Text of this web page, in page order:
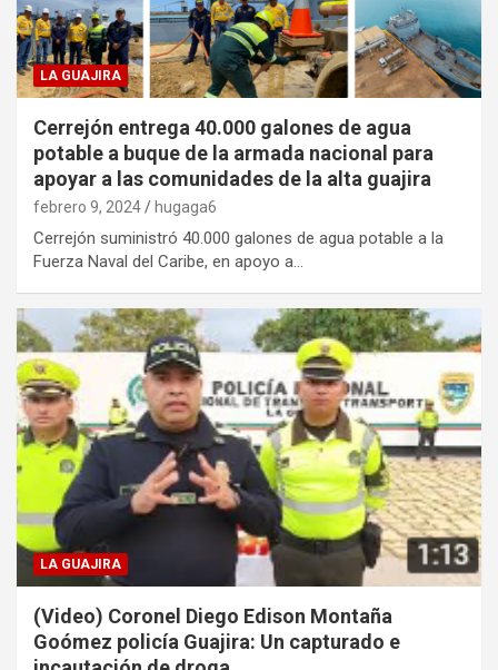
LA GUAJIRA
Cerrejón entrega 40.000 galones de agua
potable a buque de la armada nacional para
apoyar a las comunidades de la alta guajira
febrero 9, 2024 hugaga6
Cerrejón suministró 40.000 galones de agua potable a la
Fuerza Naval del Caribe, en apoyo a…
LA GUAJIRA
(Video) Coronel Diego Edison Montaña
Goómez policía Guajira: Un capturado e